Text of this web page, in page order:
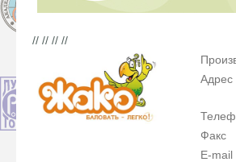
// // // //
Адрес
Факс
E-mail